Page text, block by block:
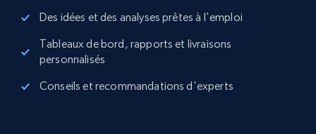
Des idées et des analyses prêtes à l'emploi
Tableaux de bord, rapports et livraisons
personnalisés
Conseils et recommandations d'experts